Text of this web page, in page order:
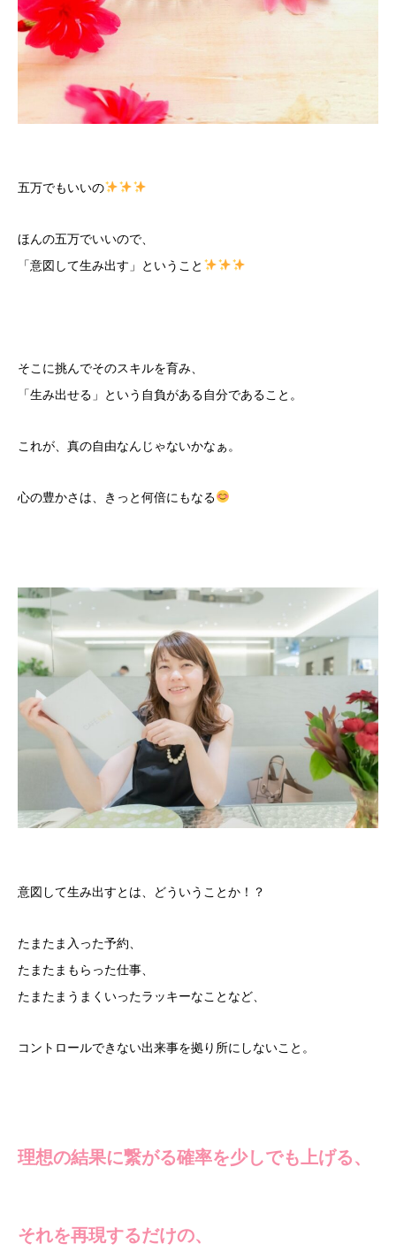
五万でもいいの
ほんの五万でいいので、
「意図して生み出す」ということ
そこに挑んでそのスキルを育み、
「生み出せる」という自負がある自分であること。
これが、真の自由なんじゃないかなぁ。
心の豊かさは、きっと何倍にもなる
意図して生み出すとは、どういうことか！？
たまたま入った予約、
たまたまもらった仕事、
たまたまうまくいったラッキーなことなど、
コントロールできない出来事を拠り所にしないこと。
理想の結果に繋がる確率を少しでも上げる、
それを再現するだけの、